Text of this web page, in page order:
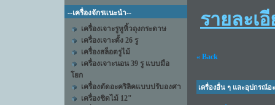
--เครื่องจักรแนะนำ--
เครื่องเจาะรูหูหิ้วถุงกระดาษ
เครื่องเจาะตั้ง 26 รู
เครื่องสล็อตรูไม้
เครื่องเจาะนอน 39 รู แบบมือ
โยก
เครื่องตัดอะคริลิคแบบปรับองศา
เครื่องชิดไม้ 12"
รายละเ
« Back
เครื่องอื่น ๆ และอุปกรณ์อ